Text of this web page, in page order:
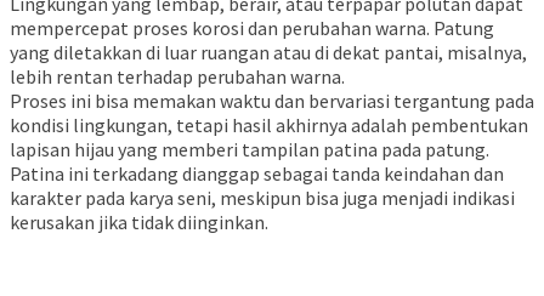
mempercepat proses korosi dan perubahan warna. Patung
yang diletakkan di luar ruangan atau di dekat pantai, misalnya,
lebih rentan terhadap perubahan warna.
Proses ini bisa memakan waktu dan bervariasi tergantung pada
kondisi lingkungan, tetapi hasil akhirnya adalah pembentukan
lapisan hijau yang memberi tampilan patina pada patung.
Patina ini terkadang dianggap sebagai tanda keindahan dan
karakter pada karya seni, meskipun bisa juga menjadi indikasi
kerusakan jika tidak diinginkan.